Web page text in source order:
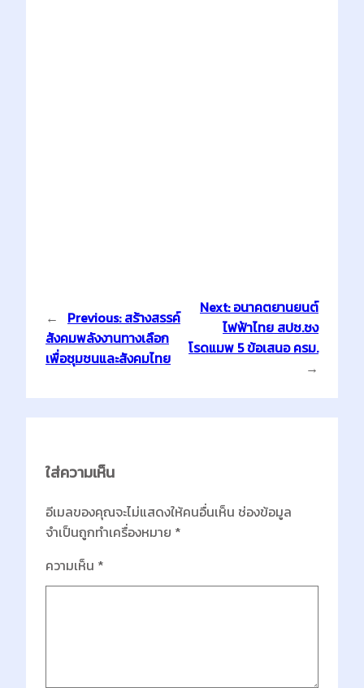
← Previous: สร้างสรรค์
สังคมพลังงานทางเลือก
เพื่อชุมชนและสังคมไทย
Next: อนาคตยานยนต์
ไฟฟ้าไทย สปช.ชง
โรดแมพ 5 ข้อเสนอ ครม.
→
ใส่ความเห็น
อีเมลของคุณจะไม่แสดงให้คนอื่นเห็น ช่องข้อมูล
จำเป็นถูกทำเครื่องหมาย *
ความเห็น *